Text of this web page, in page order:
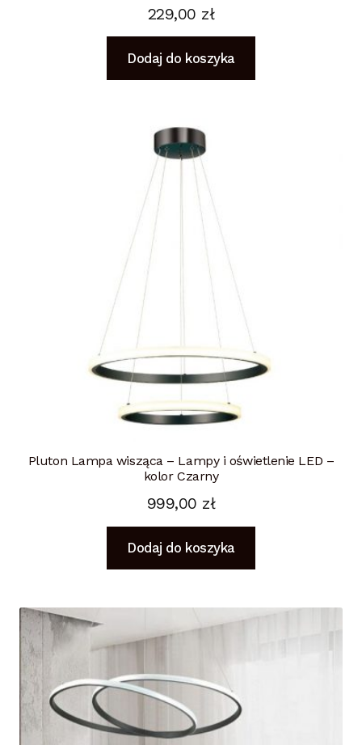
229,00 zł
Dodaj do koszyka
Pluton Lampa wisząca – Lampy i oświetlenie LED –
kolor Czarny
999,00 zł
Dodaj do koszyka